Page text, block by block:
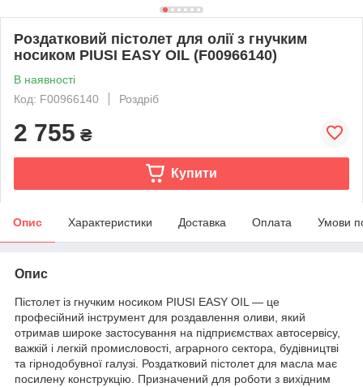
Роздатковий пістолет для олії з гнучким
носиком PIUSI EASY OIL (F00966140)
В наявності
Код: F00966140
Роздріб
2 755 ₴
Купити
Опис Характеристики Доставка Оплата Умови
Опис
Пістолет із гнучким носиком PIUSI EASY OIL — це
професійний інструмент для роздавлення оливи, який
отримав широке застосування на підприємствах автосервісу,
важкій і легкій промисловості, аграрного сектора, будівництві
та гірнодобувної галузі. Роздатковий пістолет для масла має
посилену конструкцію. Призначений для роботи з вихідним